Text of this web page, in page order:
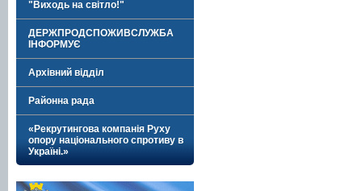
"Виходь на світло!"
ДЕРЖПРОДСПОЖИВСЛУЖБА
ІНФОРМУЄ
Архівний відділ
Районна рада
«Рекрутингова компанія Руху
опору національного спротиву в
Україні.»